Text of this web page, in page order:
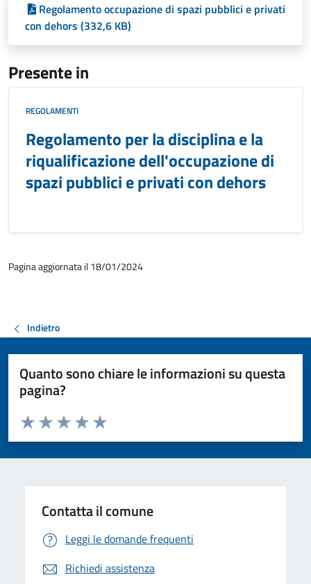
Regolamento occupazione di spazi pubblici e privati
con dehors (332,6 KB)
Presente in
REGOLAMENTI
Regolamento per la disciplina e la
riqualificazione dell'occupazione di
spazi pubblici e privati con dehors
Pagina aggiornata il 18/01/2024
Indietro
Quanto sono chiare le informazioni su questa
pagina?
Valuta da 1 a 5 stelle la pagina
Valuta 5 stelle su 5
Valuta 4 stelle su 5
Valuta 3 stelle su 5
Valuta 2 stelle su 5
Valuta 1 stelle su 5
Contatta il comune
Leggi le domande frequenti
Richiedi assistenza